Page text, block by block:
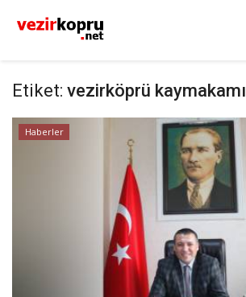
Etiket: vezirköprü kaymakamı
Haberler